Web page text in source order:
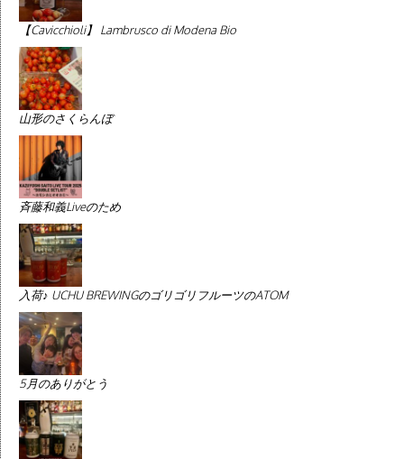
【Cavicchioli】 Lambrusco di Modena Bio
山形のさくらんぼ
斉藤和義Liveのため
入荷♪ UCHU BREWINGのゴリゴリフルーツのATOM
5月のありがとう